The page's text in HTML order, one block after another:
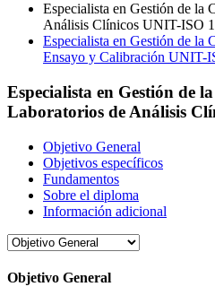
Especialista en Gestión de la
Análisis Clínicos UNIT-ISO
Especialista en Gestión de la
Ensayo y Calibración UNIT-
Especialista en Gestión de
Laboratorios de Análisis
Objetivo General
Objetivos específicos
Fundamentos
Sobre el diploma
Información adicional
Objetivo General